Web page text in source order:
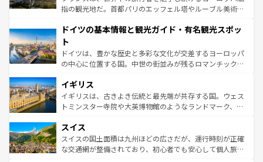
アートに溢れた街角から、地方では古代ローマ遺跡や中世
せる。地方によって風土や気候が異なるスペインはその個
ンテンツ一覧 を参照してほしい。
指の観光地だ。首都パリのエッフェル塔やルーブル美術館
で、幅広い魅力が詰まっている。華麗な宮殿、歴史的な大
聖堂、美しいビーチ、そして豊かな自然が、訪れる者を心
から魅了する。また、フランスは美食の国としても知ら
れ、フランス料理はユネスコ無形文化遺産にも登録されて
香り高いラベンダー畑など、多彩な楽しみ方が可能だ。さ
らに、パリ以外の地域にも魅力が溢れており、どの街角に
も豊かな歴史と文化が息づいている。パリ以外の個性あふ
を参照してほしい。
ドイツの基本情報と観光ガイド・有名観光スポッ
ト
ドイツは、豊かな歴史と多彩な文化が交差するヨーロッパ
の中心に位置する国。中世の街並みが残るロマンチック街
顔を持つこの国は、どこを歩いても飽きることがない。ベ
ルリンの文化的活気、バイエルン州のアルプスの絶景、そ
してライン川沿いのワイン畑といった風景は必見。ビール
は、お酒好きな人にはぜひ体験してほしい。 なお、新着の
ドイツ情報はコンテンツ一覧を参照してほしい。
イギリス
イギリスは、古きよき伝統と最先端が共存する国。ウェス
トミンスター寺院や大英博物館のようなランドマーク、歴
リアごとに異なる魅力がある。また、優雅なアフタヌーン
ティー、ビール好きにはたまらない英国パブ、サッカー観
戦など、本場だからこそできる体験も豊富。イギリスを旅
スイス
スイスの国土面積は九州ほどの広さだが、運行時刻が正確
な交通網が整備されており、初心者でも安心して個人旅行